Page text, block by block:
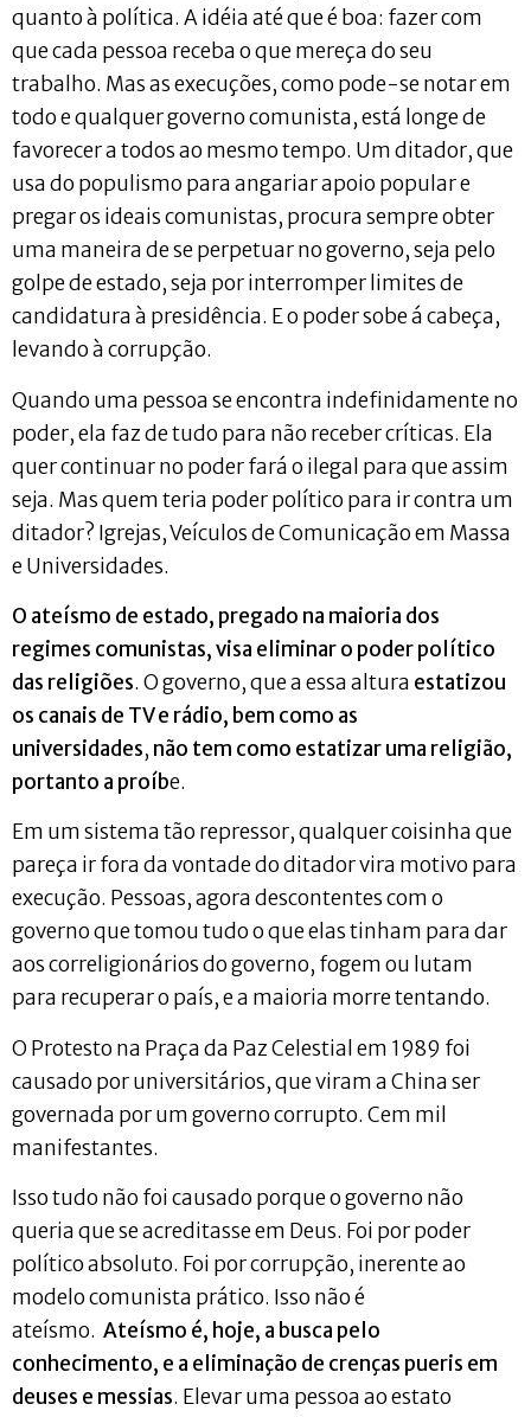
quanto à política. A idéia até que é boa: fazer com
que cada pessoa receba o que mereça do seu
trabalho. Mas as execuções, como pode-se notar em
todo e qualquer governo comunista, está longe de
favorecer a todos ao mesmo tempo. Um ditador, que
usa do populismo para angariar apoio popular e
pregar os ideais comunistas, procura sempre obter
uma maneira de se perpetuar no governo, seja pelo
golpe de estado, seja por interromper limites de
candidatura à presidência. E o poder sobe á cabeça,
levando à corrupção.
Quando uma pessoa se encontra indefinidamente no
poder, ela faz de tudo para não receber críticas. Ela
quer continuar no poder fará o ilegal para que assim
seja. Mas quem teria poder político para ir contra um
ditador? Igrejas, Veículos de Comunicação em Massa
e Universidades.
O ateísmo de estado, pregado na maioria dos
regimes comunistas, visa eliminar o poder político
das religiões. O governo, que a essa altura estatizou
os canais de TV e rádio, bem como as
universidades, não tem como estatizar uma religião,
portanto a proíbe.
Em um sistema tão repressor, qualquer coisinha que
pareça ir fora da vontade do ditador vira motivo para
execução. Pessoas, agora descontentes com o
governo que tomou tudo o que elas tinham para dar
aos correligionários do governo, fogem ou lutam
para recuperar o país, e a maioria morre tentando.
O Protesto na Praça da Paz Celestial em 1989 foi
causado por universitários, que viram a China ser
governada por um governo corrupto. Cem mil
manifestantes.
Isso tudo não foi causado porque o governo não
queria que se acreditasse em Deus. Foi por poder
político absoluto. Foi por corrupção, inerente ao
modelo comunista prático. Isso não é
ateísmo. Ateísmo é, hoje, a busca pelo
conhecimento, e a eliminação de crenças pueris em
deuses e messias. Elevar uma pessoa ao estato